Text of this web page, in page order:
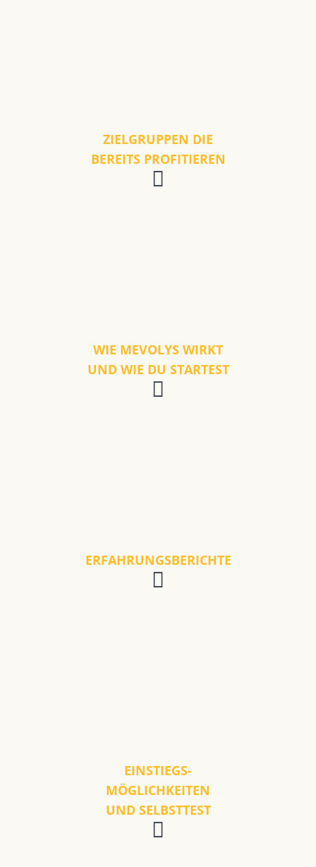
ZIELGRUPPEN DIE
BEREITS PROFITIEREN
WIE MEVOLYS WIRKT
UND WIE DU STARTEST
ERFAHRUNGSBERICHTE
EINSTIEGS-
MÖGLICHKEITEN
UND SELBSTTEST